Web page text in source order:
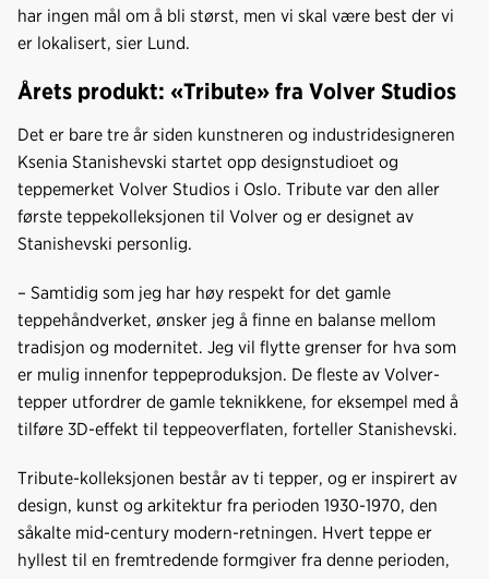
har ingen mål om å bli størst, men vi skal være best der vi
er lokalisert, sier Lund.
Årets produkt: «Tribute» fra Volver Studios
Det er bare tre år siden kunstneren og industridesigneren
Ksenia Stanishevski startet opp designstudioet og
teppemerket Volver Studios i Oslo. Tribute var den aller
første teppekolleksjonen til Volver og er designet av
Stanishevski personlig.
– Samtidig som jeg har høy respekt for det gamle
teppehåndverket, ønsker jeg å finne en balanse mellom
tradisjon og modernitet. Jeg vil flytte grenser for hva som
er mulig innenfor teppeproduksjon. De fleste av Volver-
tepper utfordrer de gamle teknikkene, for eksempel med å
tilføre 3D-effekt til teppeoverflaten, forteller Stanishevski.
Tribute-kolleksjonen består av ti tepper, og er inspirert av
design, kunst og arkitektur fra perioden 1930-1970, den
såkalte mid-century modern-retningen. Hvert teppe er
hyllest til en fremtredende formgiver fra denne perioden,